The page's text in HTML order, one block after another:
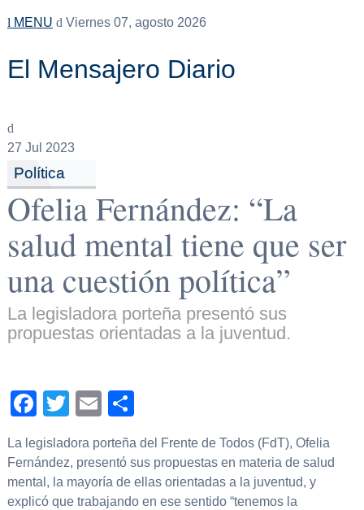
MENU Viernes 07, agosto 2026
El Mensajero Diario
27 Jul 2023
Política
Ofelia Fernández: “La
salud mental tiene que ser
una cuestión política”
La legisladora porteña presentó sus
propuestas orientadas a la juventud.
Facebook
TwitterEmail
La legisladora porteña del Frente de Todos (FdT), Ofelia
Fernández, presentó sus propuestas en materia de salud
mental, la mayoría de ellas orientadas a la juventud, y
explicó que trabajando en ese sentido “tenemos la